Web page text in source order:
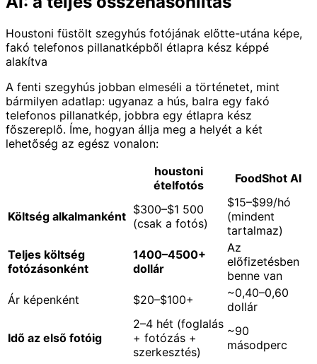
Houstoni füstölt szegyhús fotójának előtte-utána képe,
fakó telefonos pillanatképből étlapra kész képpé
alakítva
A fenti szegyhús jobban elmeséli a történetet, mint
bármilyen adatlap: ugyanaz a hús, balra egy fakó
telefonos pillanatkép, jobbra egy étlapra kész
főszereplő. Íme, hogyan állja meg a helyét a két
lehetőség az egész vonalon:
houstoni
ételfotós
FoodShot AI
Költség alkalmanként $300–$1 500
(csak a fotós)
$15–$99/hó
(mindent
tartalmaz)
Teljes költség
fotózásonként
1400–4500+
dollár
Az
előfizetésben
benne van
Ár képenként
$20–$100+
~0,40–0,60
dollár
Idő az első fotóig
2–4 hét (foglalás
+ fotózás +
szerkesztés)
~90
másodperc